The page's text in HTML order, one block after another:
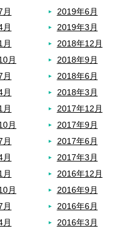
月
2019年6月
2019年3月
2018年12月
月
2018年9月
2018年6月
2018年3月
月
2017年12月
月
2017年9月
月
2017年6月
月
2017年3月
月
2016年12月
月
2016年9月
月
2016年6月
月
2016年3月